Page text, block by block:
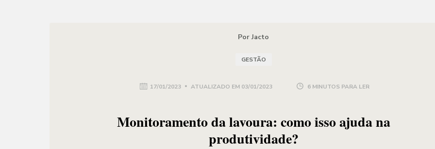
Por Jacto
GESTÃO
17/01/2023 ATUALIZADO EM 03/01/2023 6 MINUTOS PARA LER
Monitoramento da lavoura: como isso ajuda na
produtividade?